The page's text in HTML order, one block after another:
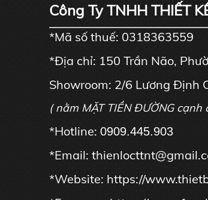
Công Ty TNHH THIẾT
*Mã số thuế: 0318363559
*Địa chỉ: 150 Trần Não,
Showroom: 2/6 Lương Định
( nằm MẶT TIỀN ĐƯỜNG cạnh
*Hotline: 0909.445.903
*Email:
*Website: https://